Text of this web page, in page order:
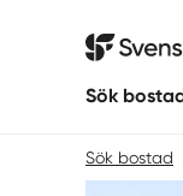
Svensk
Sök
Sök bostad